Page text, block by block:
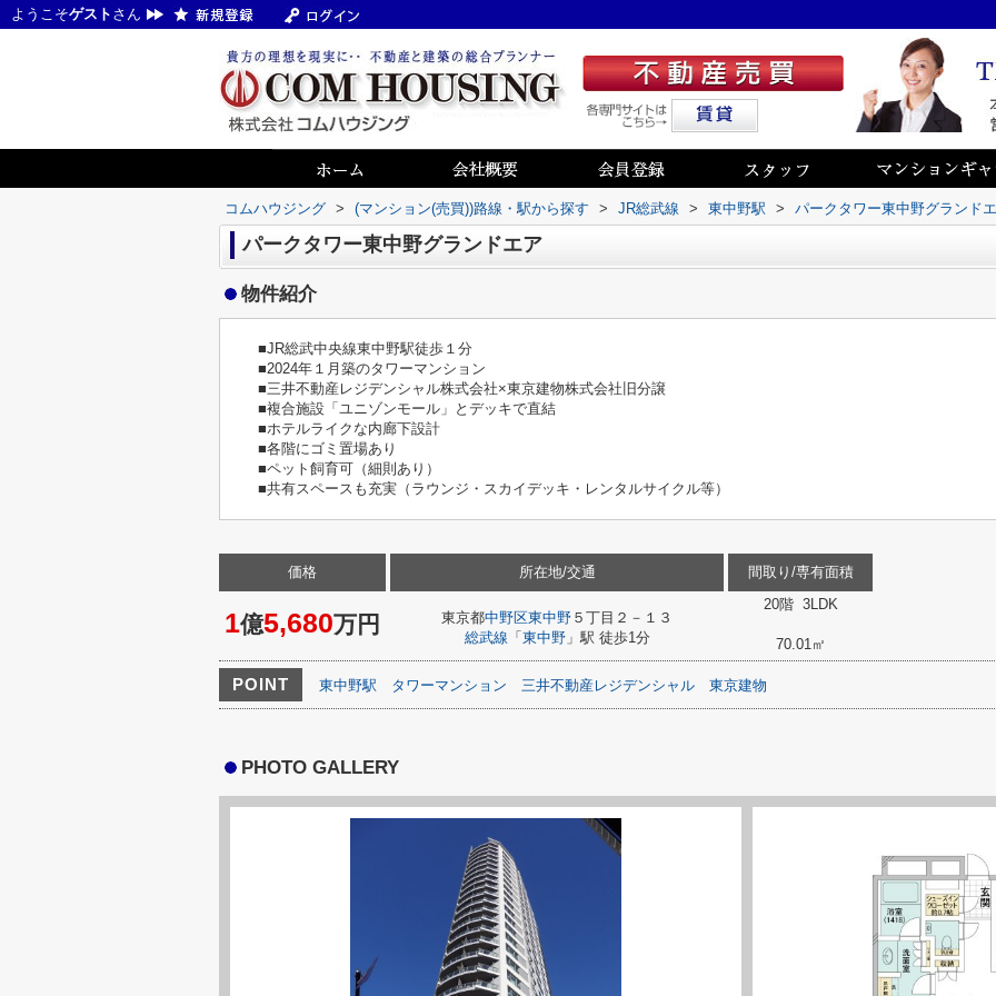
ようこそゲスト さん
コムハウジング > (マンション(売買))路線・駅から探す > JR総武線 > 東中野駅 > パークタワー東中野グランド
パークタワー東中野グランドエア
物件紹介
■JR総武中央線東中野駅徒歩１分
■2024年１月築のタワーマンション
■三井不動産レジデンシャル株式会社×東京建物株式会社旧分譲
■複合施設「ユニゾンモール」とデッキで直結
■ホテルライクな内廊下設計
■各階にゴミ置場あり
■ペット飼育可（細則あり）
■共有スペースも充実（ラウンジ・スカイデッキ・レンタルサイクル等）
価格
1億5,680万円
所在地/交通
東京都中野区東中野 ５丁目２－１３
総武線 「 東中野」駅 徒歩1分
間取り/専有面積
20階 3LDK
70.01㎡
POINT 東中野駅 タワーマンション 三井不動産レジデンシャル 東京建物
PHOTO GALLERY